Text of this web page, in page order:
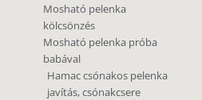
Mosható pelenka
kölcsönzés
Mosható pelenka próba
babával
Hamac csónakos pelenka
javítás, csónakcsere